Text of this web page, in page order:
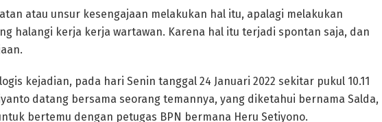
atau unsur kesengajaan melakukan hal itu, apalagi melakukan
halangi kerja kerja wartawan. Karena hal itu terjadi spontan saja, dan
kejadian, pada hari Senin tanggal 24 Januari 2022 sekitar pukul 10.11
datang bersama seorang temannya, yang diketahui bernama Salda,
bertemu dengan petugas BPN bermana Heru Setiyono.